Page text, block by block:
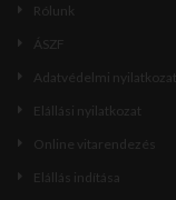
Rólunk
ÁSZF
Adatvédelmi nyilatkozat
Elállási nyilatkozat
Online vitarendezés
Elállás indítása